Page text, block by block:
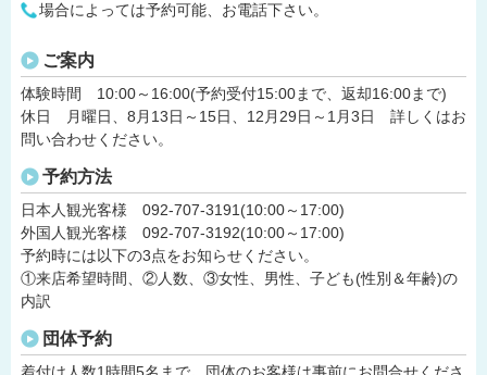
場合によっては予約可能、お電話下さい。
ご案内
体験時間 10:00～16:00(予約受付15:00まで、返却16:00まで)
休日 月曜日、8月13日～15日、12月29日～1月3日 詳しくはお
問い合わせください。
予約方法
日本人観光客様 092-707-3191(10:00～17:00)
外国人観光客様 092-707-3192(10:00～17:00)
予約時には以下の3点をお知らせください。
①来店希望時間、②人数、③女性、男性、子ども(性別＆年齢)の
内訳
団体予約